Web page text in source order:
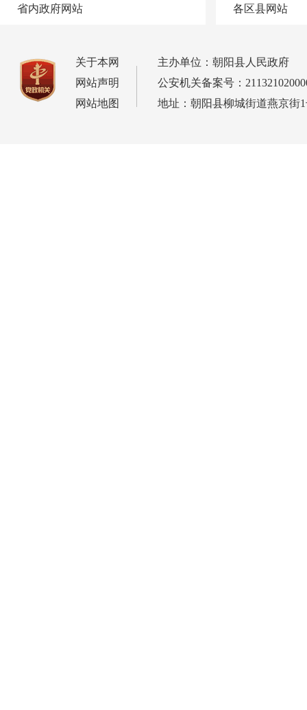
省内政府网站 各区县网站
关于本网
网站声明
网站地图
主办单位：朝阳县人民政府
公安机关备案号：
地址：朝阳县柳城街道燕京街